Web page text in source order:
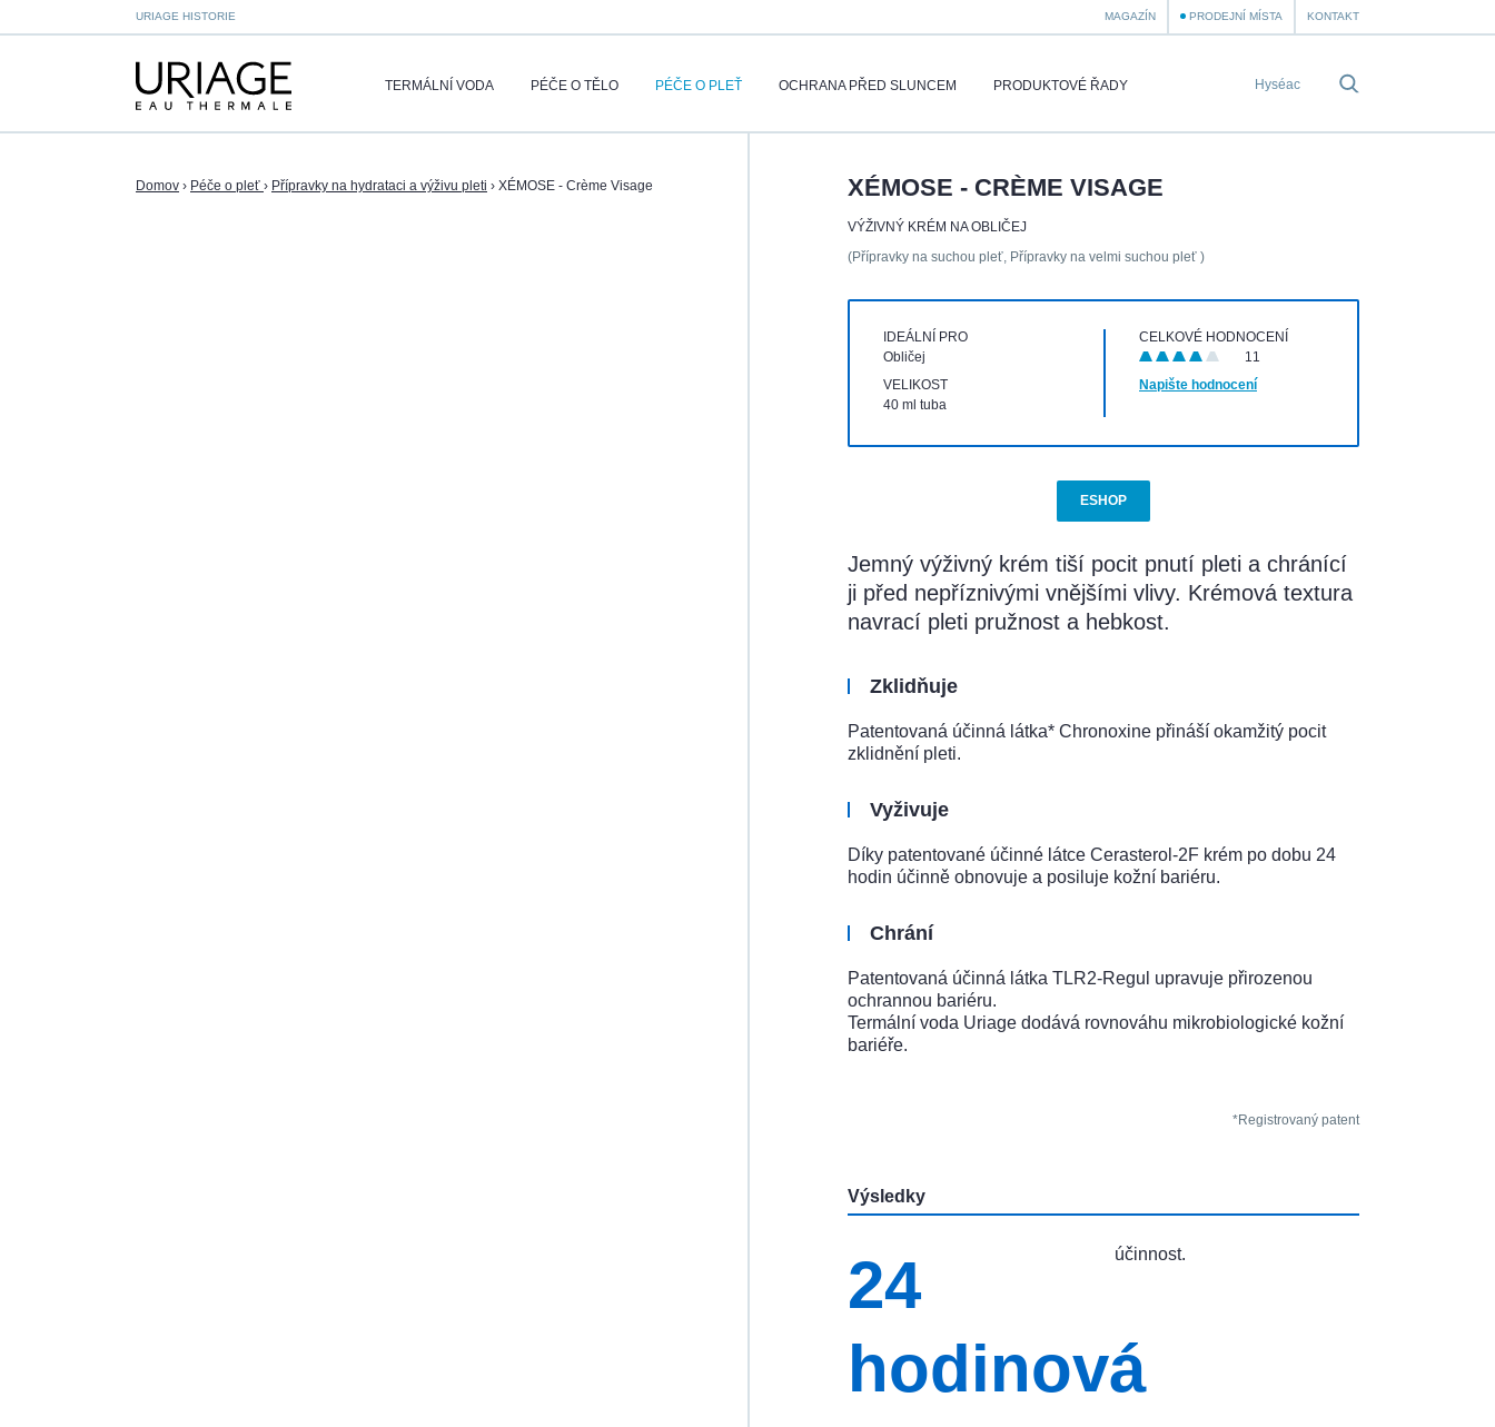
URIAGE HISTORIE MAGAZÍN PRODEJNÍ MÍSTA KONTAKT
TERMÁLNÍ VODA PÉČE O TĚLO PÉČE O PLEŤ OCHRANA PŘED SLUNCEM PRODUKTOVÉ ŘADY
Domov › Péče o pleť › Přípravky na hydrataci a výživu pleti › XÉMOSE - Crème Visage XÉMOSE - CRÈME VISAGE
VÝŽIVNÝ KRÉM NA OBLIČEJ
(Přípravky na suchou pleť, Přípravky na velmi suchou pleť )
IDEÁLNÍ PRO
Obličej
VELIKOST
40 ml tuba
CELKOVÉ HODNOCENÍ
11
Napište hodnocení
ESHOP
Jemný výživný krém tiší pocit pnutí pleti a chránící
ji před nepříznivými vnějšími vlivy. Krémová textura
navrací pleti pružnost a hebkost.
Zklidňuje
Patentovaná účinná látka* Chronoxine přináší okamžitý pocit
zklidnění pleti.
Vyživuje
Díky patentované účinné látce Cerasterol-2F krém po dobu 24
hodin účinně obnovuje a posiluje kožní bariéru.
Chrání
Patentovaná účinná látka TLR2-Regul upravuje přirozenou
ochrannou bariéru.
Termální voda Uriage dodává rovnováhu mikrobiologické kožní
bariéře.
*Registrovaný patent
Výsledky
24
hodinová
účinnost.